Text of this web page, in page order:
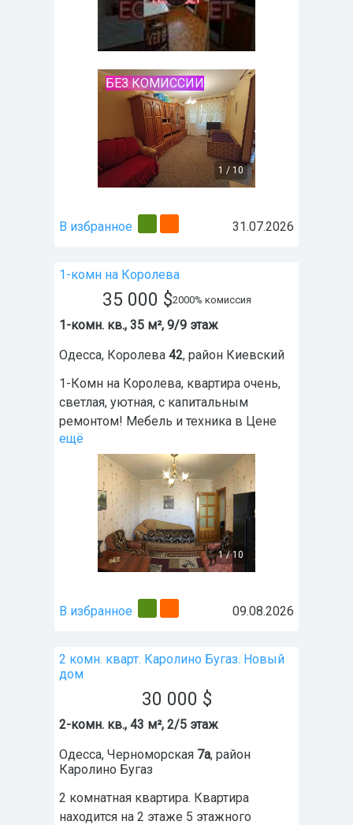
1 / 10
БЕЗ КОМИССИИ
В избранное 31.07.2026
1-комн на Королева
35 000 $2000% комиссия
1-комн. кв., 35 м², 9/9 этаж
Одесса, Королева 42, район Киевский
1-Комн на Королева, квартира очень,
светлая, уютная, с капитальным
ремонтом! Мебель и техника в Цене
ещё
1/10
В избранное 09.08.2026
2 комн. кварт. Каролино Бугаз. Новый
дом
30 000 $
2-комн. кв., 43 м², 2/5 этаж
Одесса, Черноморская 7а, район
Каролино Бугаз
2 комнатная квартира. Квартира
находится на 2 этаже 5 этажного